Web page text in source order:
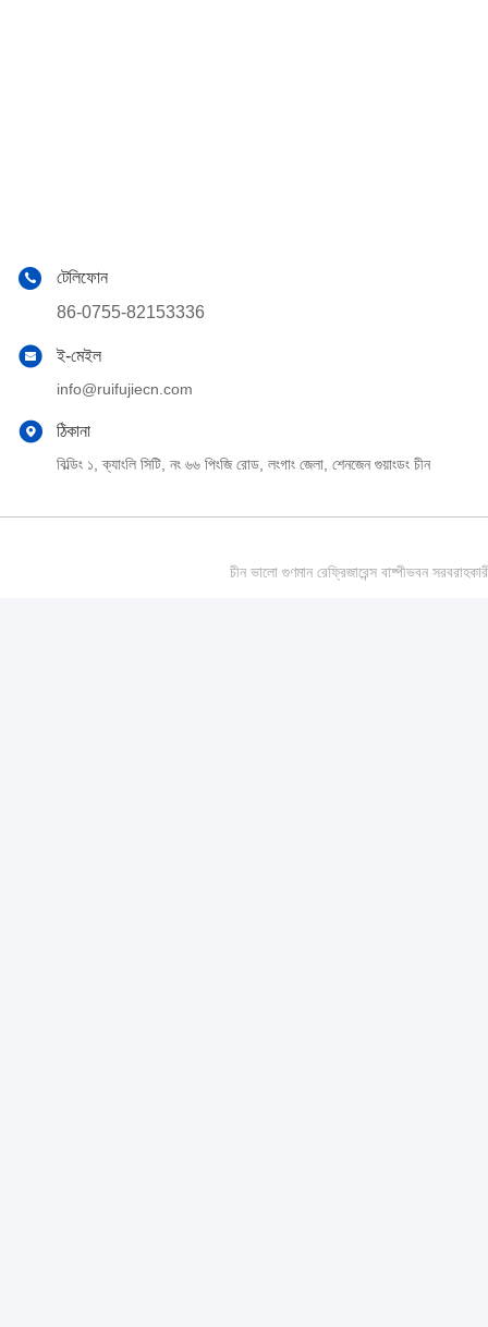
টেলিফোন
86-0755-82153336
ই-মেইল
info@ruifujiecn.com
ঠিকানা
বিল্ডিং ১, ক্যাংলি সিটি, নং ৬৬ পিংজি রোড, লংগাং জেলা, শেনজেন গুয়াংডং চীন
চীন ভালো গুণমান রেফ্রিজারেন্স বাষ্পীভবন